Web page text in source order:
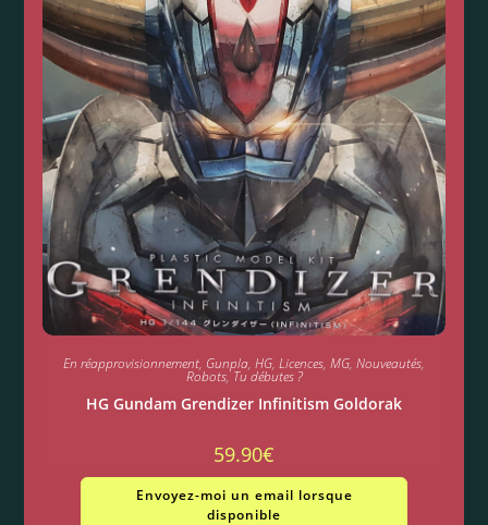
En réapprovisionnement, Gunpla, HG, Licences, MG, Nouveautés,
Robots,Tu débutes ?
HG Gundam Grendizer Infinitism Goldorak
59.90€
Envoyez-moi un email lorsque
disponible